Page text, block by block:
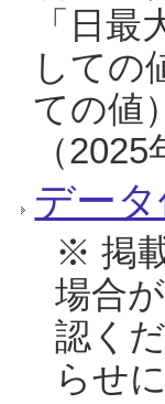
「日
しての
ての値
（2025
デー
※ 掲
場合
認く
らせ